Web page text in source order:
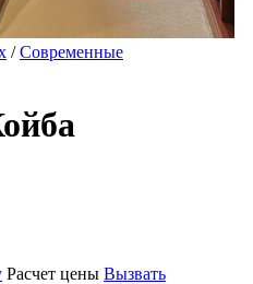
/Современные
Расчет цены Вызвать